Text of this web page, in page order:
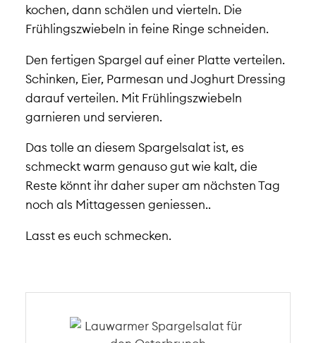
kochen, dann schälen und vierteln. Die
Frühlingszwiebeln in feine Ringe schneiden.
Den fertigen Spargel auf einer Platte verteilen.
Schinken, Eier, Parmesan und Joghurt Dressing
darauf verteilen. Mit Frühlingszwiebeln
garnieren und servieren.
Das tolle an diesem Spargelsalat ist, es
schmeckt warm genauso gut wie kalt, die
Reste könnt ihr daher super am nächsten Tag
noch als Mittagessen geniessen..
Lasst es euch schmecken.